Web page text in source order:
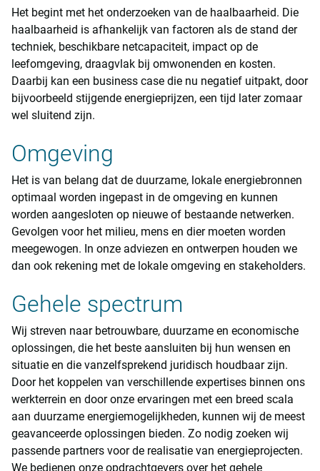
Het begint met het onderzoeken van de haalbaarheid. Die
haalbaarheid is afhankelijk van factoren als de stand der
techniek, beschikbare netcapaciteit, impact op de
leefomgeving, draagvlak bij omwonenden en kosten.
Daarbij kan een business case die nu negatief uitpakt, door
bijvoorbeeld stijgende energieprijzen, een tijd later zomaar
wel sluitend zijn.
Omgeving
Het is van belang dat de duurzame, lokale energiebronnen
optimaal worden ingepast in de omgeving en kunnen
worden aangesloten op nieuwe of bestaande netwerken.
Gevolgen voor het milieu, mens en dier moeten worden
meegewogen. In onze adviezen en ontwerpen houden we
dan ook rekening met de lokale omgeving en stakeholders.
Gehele spectrum
Wij streven naar betrouwbare, duurzame en economische
oplossingen, die het beste aansluiten bij hun wensen en
situatie en die vanzelfsprekend juridisch houdbaar zijn.
Door het koppelen van verschillende expertises binnen ons
werkterrein en door onze ervaringen met een breed scala
aan duurzame energiemogelijkheden, kunnen wij de meest
geavanceerde oplossingen bieden. Zo nodig zoeken wij
passende partners voor de realisatie van energieprojecten.
We bedienen onze opdrachtgevers over het gehele